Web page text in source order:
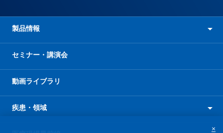
製品情報
セミナー・講演会
動画ライブラリ
疾患・領域
×